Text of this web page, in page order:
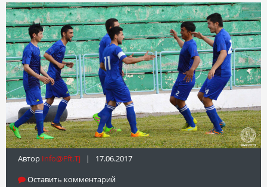
Автор Info@fft.tj | 17.06.2017
Оставить комментарий